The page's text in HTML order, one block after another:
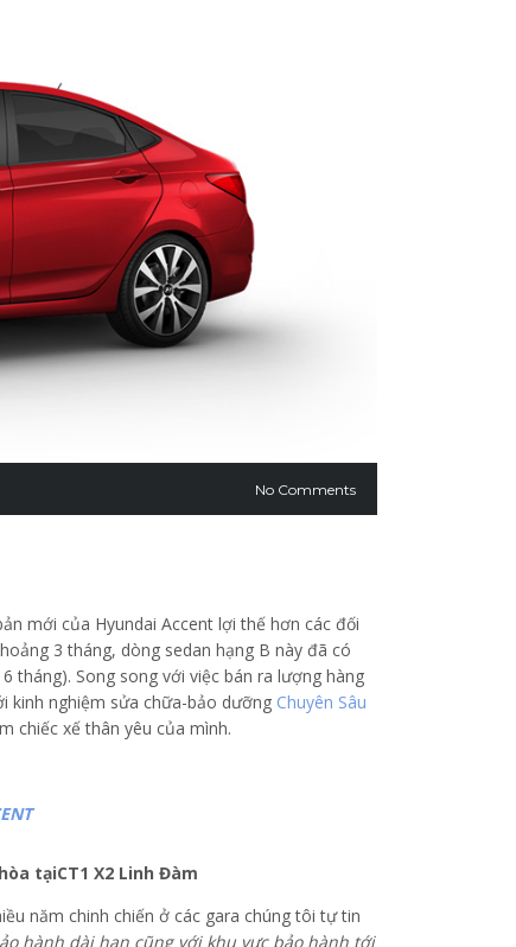
No Comments
mới của Hyundai Accent lợi thế hơn các đối
3 tháng, dòng sedan hạng B này đã có
tháng). Song song với việc bán ra lượng hàng
kinh nghiệm sửa chữa-bảo dưỡng Chuyên Sâu
chiếc xế thân yêu của mình.
tạiCT1 X2 Linh Đàm
năm chinh chiến ở các gara chúng tôi tự tin
hành dài hạn cũng với khu vực bảo hành tới